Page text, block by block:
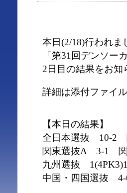
本日(2/18)行われま
「第31回デンソー
2日目の結果をお知
詳細は添付ファイ
【本日の結果】
全日本選抜 10-2
関東選抜A 3-1 関
九州選抜
中国・四国選抜